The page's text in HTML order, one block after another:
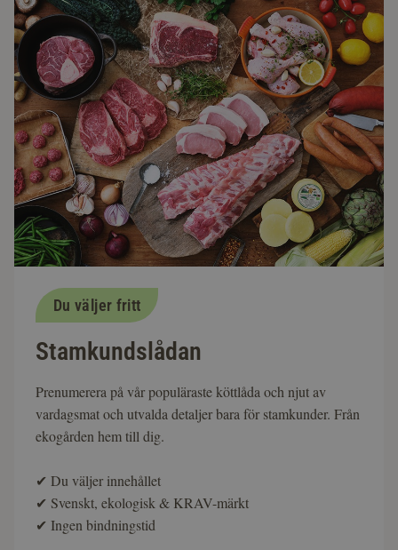
Du väljer fritt
Stamkundslådan
Prenumerera på vår populäraste köttlåda och njut av
vardagsmat och utvalda detaljer bara för stamkunder. Från
ekogården hem till dig.
✔ Du väljer innehållet
✔ Svenskt, ekologisk & KRAV-märkt
✔ Ingen bindningstid